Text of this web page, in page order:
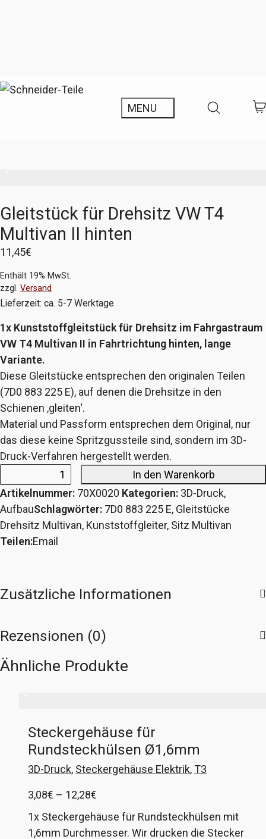
Gleitstück für Drehsitz VW T4
Multivan II hinten
11,45€
Enthält 19% MwSt.
zzgl. Versand
Lieferzeit: ca. 5-7 Werktage
1x Kunststoffgleitstück für Drehsitz im Fahrgastraum
VW T4 Multivan II in Fahrtrichtung hinten, lange
Variante.
Diese Gleitstücke entsprechen den originalen Teilen
(7D0 883 225 E), auf denen die Drehsitze in den
Schienen ‚gleiten‘.
Material und Passform entsprechen dem Original, nur
das diese keine Spritzgussteile sind, sondern im 3D-
Druck-Verfahren hergestellt werden.
Gleitstück
für
Drehsitz
VW
T4
hinten
In den Warenkorb
Artikelnummer: 70X0020 Kategorien: 3D-Druck,
AufbauSchlagwörter: 7D0 883 225 E, Gleitstücke
Drehsitz Multivan, Kunststoffgleiter, Sitz Multivan
Teilen:Email
Zusätzliche Informationen
Rezensionen (0)
Ähnliche Produkte
Steckergehäuse für
Rundsteckhülsen Ø1,6mm
3D-Druck, Steckergehäuse Elektrik,T3
3,08€ – 12,28€
3,08€
1x Steckergehäuse für Rundsteckhülsen mit
1,6mm Durchmesser. Wir drucken die Stecker